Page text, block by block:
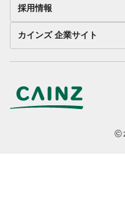
採用情報
カインズ 企業サイト
©